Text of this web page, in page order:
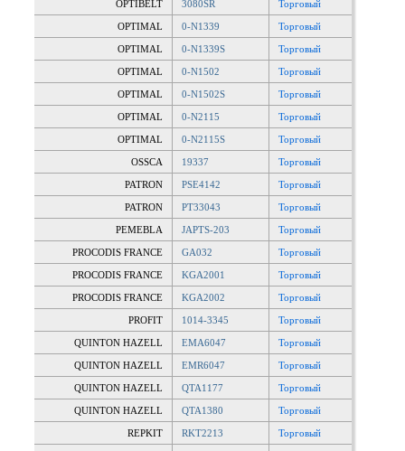
OPTIBELT 3080SR Торговый
OPTIMAL 0-N1339 Торговый
OPTIMAL 0-N1339S Торговый
OPTIMAL 0-N1502 Торговый
OPTIMAL 0-N1502S Торговый
OPTIMAL 0-N2115 Торговый
OPTIMAL 0-N2115S Торговый
OSSCA 19337 Торговый
PATRON PSE4142 Торговый
PATRON PT33043 Торговый
PEMEBLA JAPTS-203 Торговый
PROCODIS FRANCE GA032 Торговый
PROCODIS FRANCE KGA2001 Торговый
PROCODIS FRANCE KGA2002 Торговый
PROFIT 1014-3345 Торговый
QUINTON HAZELL EMA6047 Торговый
QUINTON HAZELL EMR6047 Торговый
QUINTON HAZELL QTA1177 Торговый
QUINTON HAZELL QTA1380 Торговый
REPKIT RKT2213 Торговый